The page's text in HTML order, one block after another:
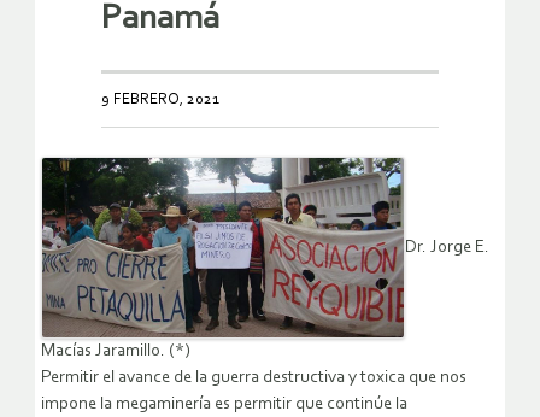
Panamá
9 FEBRERO, 2021
Dr. Jorge E.
Macías Jaramillo. (*)
Permitir el avance de la guerra destructiva y toxica que nos
impone la megaminería es permitir que continúe la